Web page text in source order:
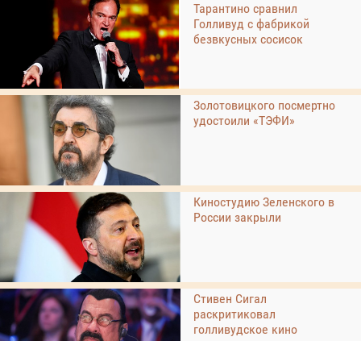
Тарантино сравнил
Голливуд с фабрикой
безвкусных сосисок
Золотовицкого посмертно
удостоили «ТЭФИ»
Киностудию Зеленского в
России закрыли
Стивен Сигал
раскритиковал
голливудское кино